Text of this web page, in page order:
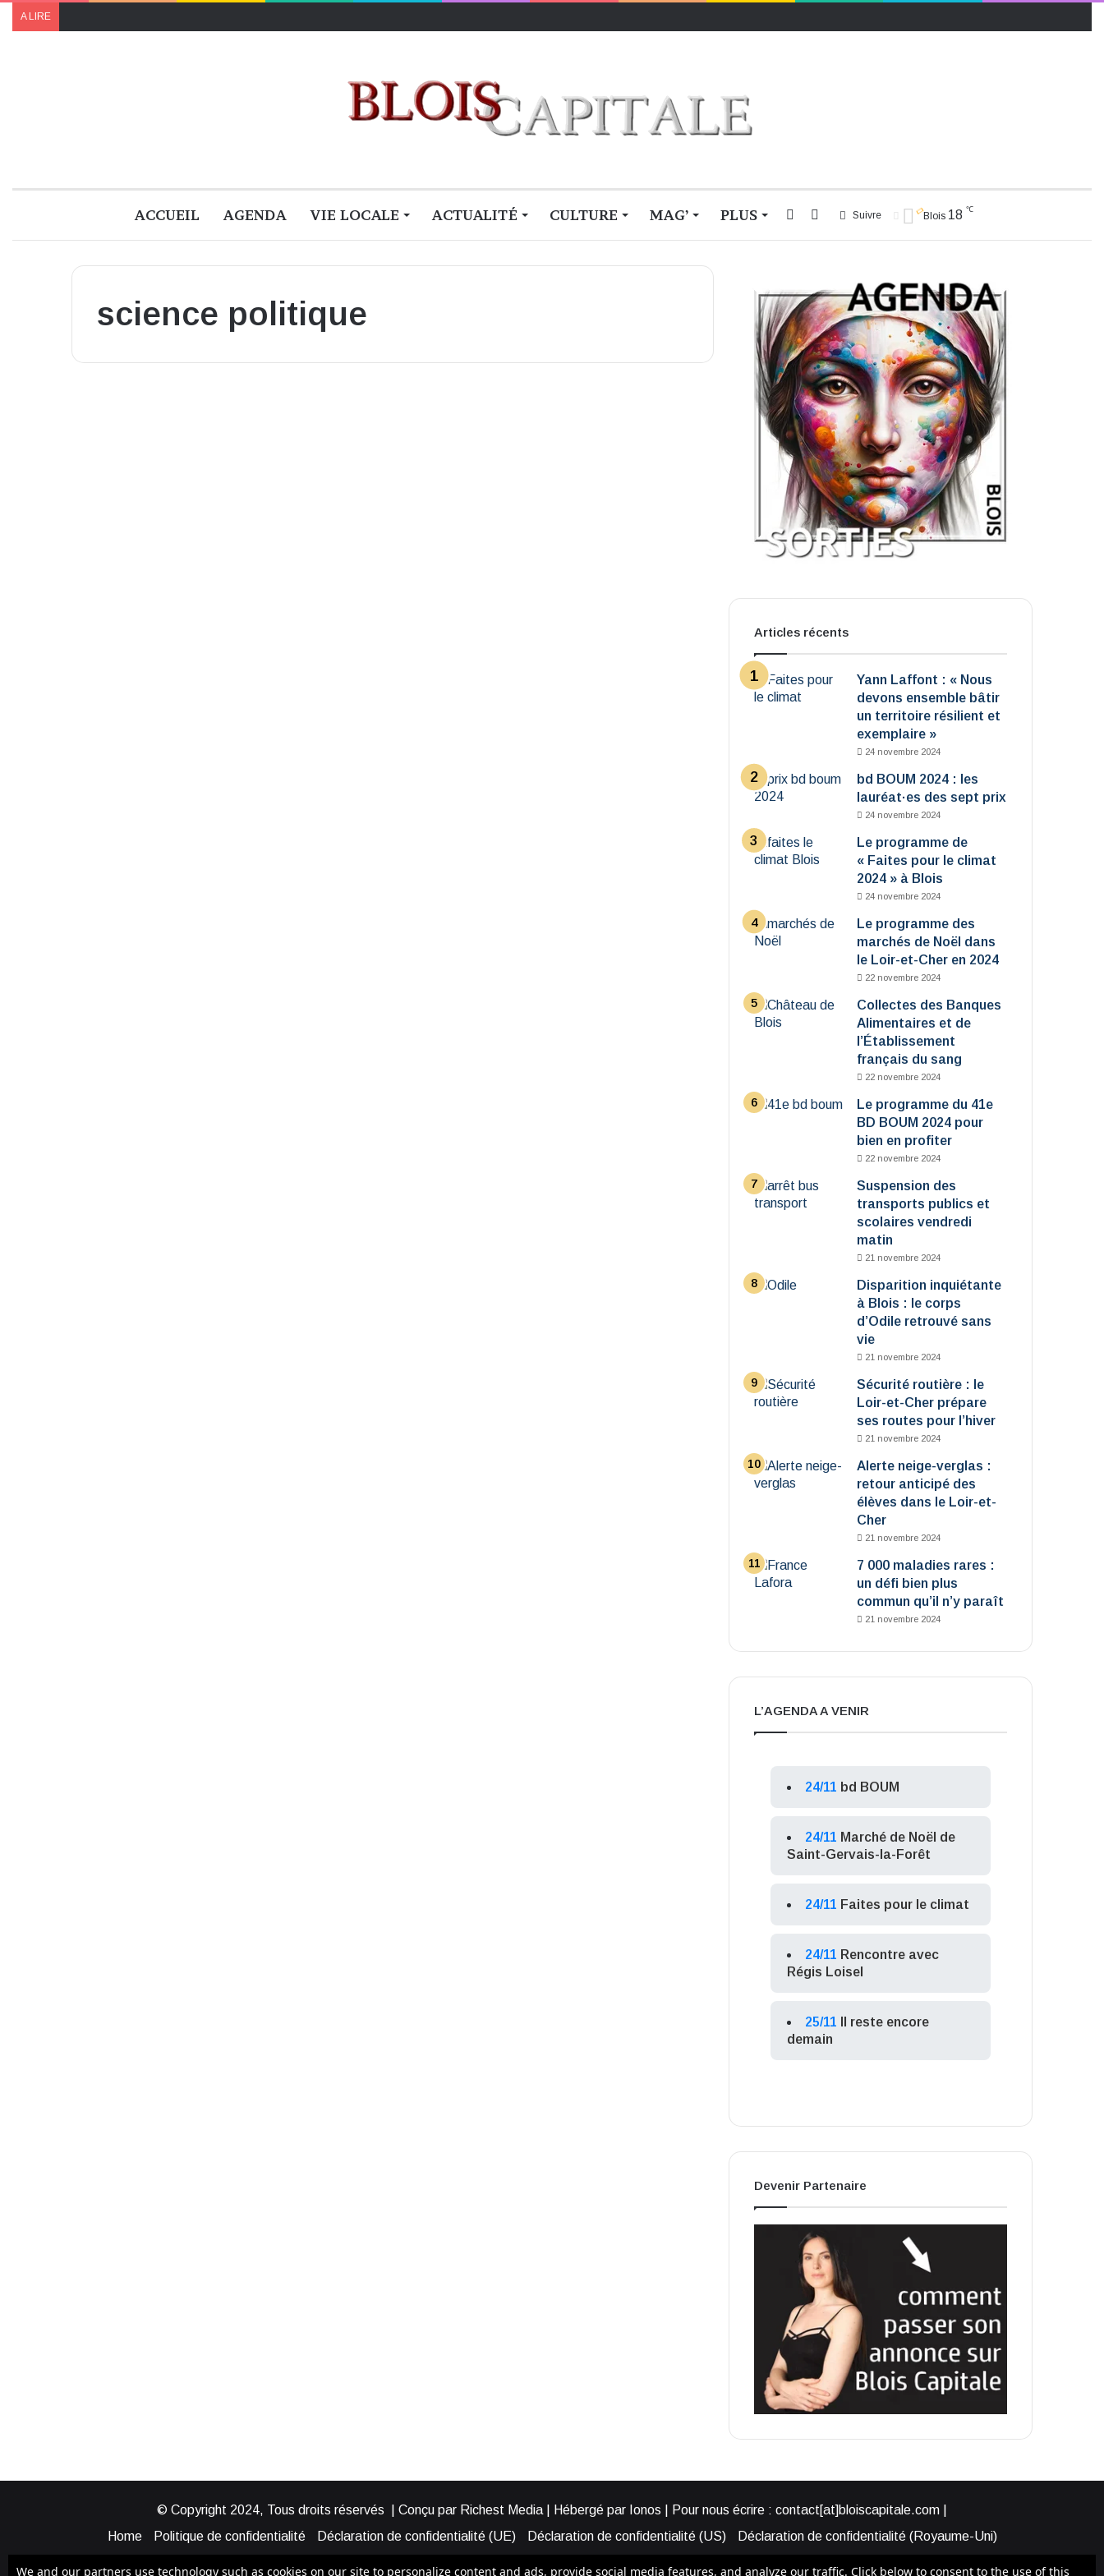
A LIRE
ACCUEIL AGENDA VIE LOCALE ACTUALITÉ CULTURE MAG’ PLUS Blois 18 ℃
Suivre
Switch
Rechercher
science politique
Articles récents
Yann Laffont : « Nous
devons ensemble bâtir
un territoire résilient et
exemplaire »
24 novembre 2024
bd BOUM 2024 : les
lauréat·es des sept prix
24 novembre 2024
Le programme de
« Faites pour le climat
2024 » à Blois
24 novembre 2024
Le programme des
marchés de Noël dans
le Loir-et-Cher en 2024
22 novembre 2024
Collectes des Banques
Alimentaires et de
l’Établissement
français du sang
22 novembre 2024
Le programme du 41e
BD BOUM 2024 pour
bien en profiter
22 novembre 2024
Suspension des
transports publics et
scolaires vendredi
matin
21 novembre 2024
Disparition inquiétante
à Blois : le corps
d’Odile retrouvé sans
vie
21 novembre 2024
Sécurité routière : le
Loir-et-Cher prépare
ses routes pour l’hiver
21 novembre 2024
Alerte neige-verglas :
retour anticipé des
élèves dans le Loir-et-
Cher
21 novembre 2024
7 000 maladies rares :
un défi bien plus
commun qu’il n’y paraît
21 novembre 2024
L’AGENDA A VENIR
24/11 bd BOUM
24/11 Marché de Noël de
Saint-Gervais-la-Forêt
24/11 Faites pour le climat
24/11 Rencontre avec
Régis Loisel
25/11
Il reste encore
demain
Devenir Partenaire
© Copyright 2024, Tous droits réservés | Conçu par Richest Media | Hébergé par Ionos | Pour nous écrire : contact[at]bloiscapitale.com |
Home
Politique de confidentialité Déclaration de confidentialité (UE) Déclaration de confidentialité (US)
Déclaration de confidentialité (Royaume-Uni)
We and our partners use technology such as cookies on our site to personalize content and ads, provide social media features, and analyze our traffic. Click below to consent to the use of this